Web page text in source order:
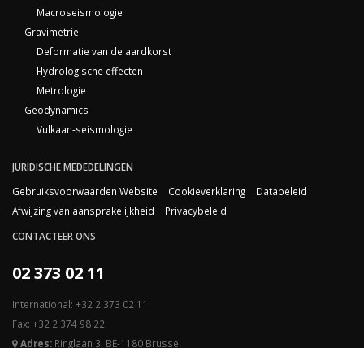
Macroseismologie
Gravimetrie
Deformatie van de aardkorst
Hydrologische effecten
Metrologie
Geodynamics
Vulkaan-seismologie
JURIDISCHE MEDEDELINGEN
Gebruiksvoorwaarden Website
Cookieverklaring
Databeleid
Afwijzing van aansprakelijkheid
Privacybeleid
CONTACTEER ONS
02 373 02 11
International: +32 2 373 02 11
Fax: +32 2 374 98 22
Adres: Ringlaan 3, BE-1180 Brussel